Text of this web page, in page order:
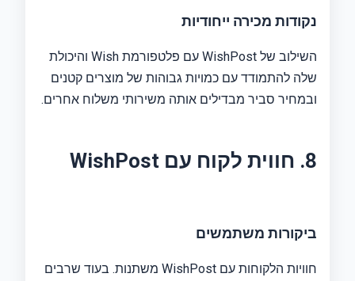
נקודות מכירה ייחודיות
השילוב של WishPost עם פלטפורמת Wish והיכולת
שלה להתמודד עם כמויות גבוהות של מוצרים קטנים
ובמחיר סביר מבדילים אותה משירותי משלוח אחרים.
8. חווית לקוח עם WishPost
ביקורות משתמשים
חוויות הלקוחות עם WishPost משתנות. בעוד שרבים